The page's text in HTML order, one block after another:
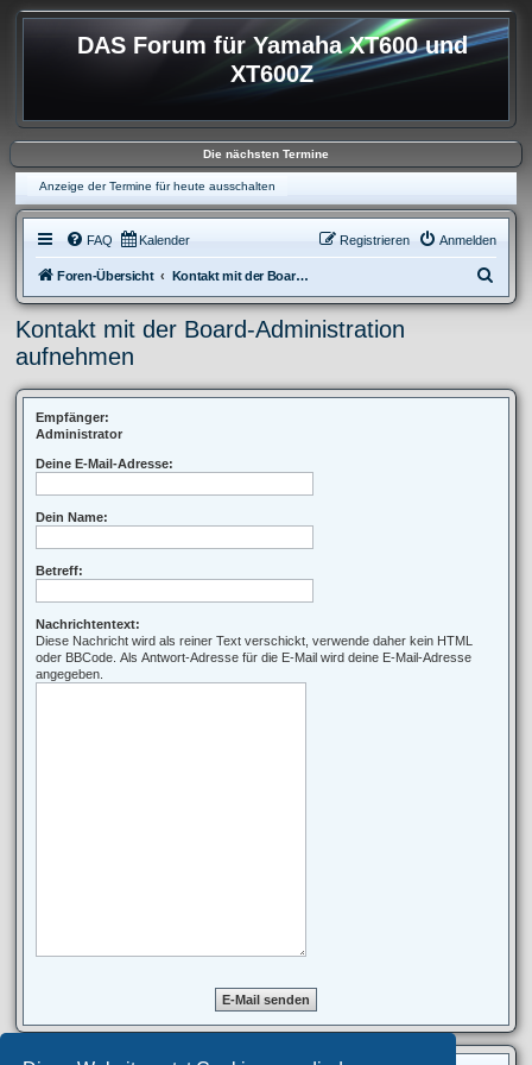
DAS Forum für Yamaha XT600 und
XT600Z
Die nächsten Termine
Anzeige der Termine für heute ausschalten
FAQ Kalender Anmelden
Registrieren
Foren-Übersicht Kontakt mit der Board-Administration aufnehmen
u
e
Kontakt mit der Board-Administration
aufnehmen
Empfänger:
Administrator
Deine E-Mail-Adresse:
Dein Name:
Betreff:
Nachrichtentext:
Diese Nachricht wird als reiner Text verschickt, verwende daher kein HTML
oder BBCode. Als Antwort-Adresse für die E-Mail wird deine E-Mail-Adresse
angegeben.